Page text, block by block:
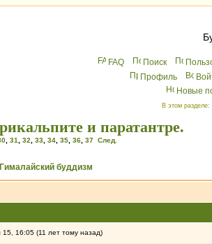
FAQ Поиск
Профиль
Новые
В этом разделе:
и паратантре.
31 32 33 34 35 36 37 След.
Гималайский буддизм
16:05 (11 лет тому назад)